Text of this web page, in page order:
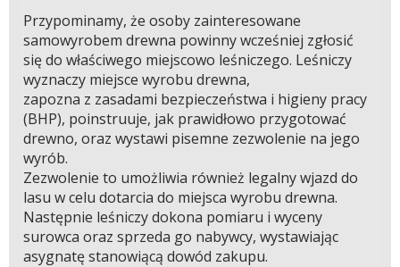
Przypominamy, że osoby zainteresowane
samowyrobem drewna powinny wcześniej zgłosić
się do właściwego miejscowo leśniczego. Leśniczy
wyznaczy miejsce wyrobu drewna,
zapozna z zasadami bezpieczeństwa i higieny pracy
(BHP), poinstruuje, jak prawidłowo przygotować
drewno, oraz wystawi pisemne zezwolenie na jego
wyrób.
Zezwolenie to umożliwia również legalny wjazd do
lasu w celu dotarcia do miejsca wyrobu drewna.
Następnie leśniczy dokona pomiaru i wyceny
surowca oraz sprzeda go nabywcy, wystawiając
asygnatę stanowiącą dowód zakupu.